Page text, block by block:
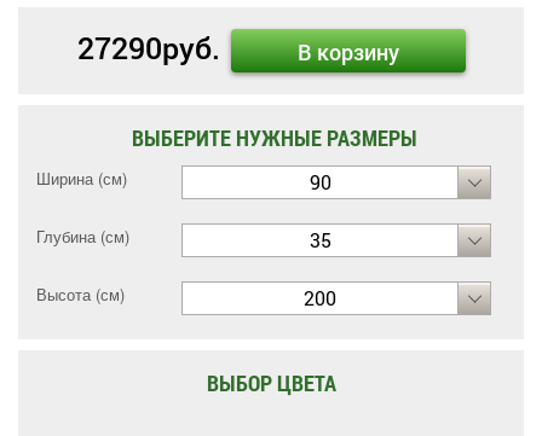
27290руб. В корзину
ВЫБЕРИТЕ НУЖНЫЕ РАЗМЕРЫ
Ширина (см) 90
Глубина (см) 35
Высота (см) 200
ВЫБОР ЦВЕТА